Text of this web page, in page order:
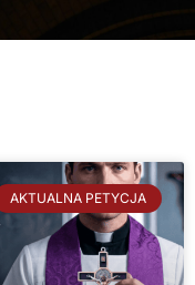
AKTUALNA PETYCJA